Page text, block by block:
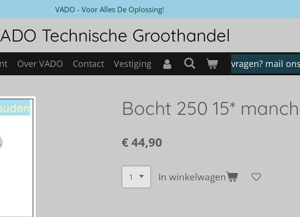
VADO - Voor Alles De Oplossing!
Technische Groothandel
Over VADO Contact Vestiging vragen? mail ons
Bocht 250 15*
€ 44,90
In winkelwagen